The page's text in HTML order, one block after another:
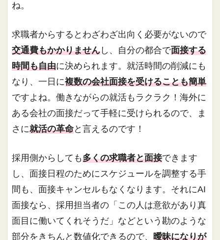
ね。
求職者からするとわざわざ出向く必要がないので
交通費もかかりません し、自分の都合で面接する
時間も自由に決められます。就活時間の削減にも
なり、一日に複数の会社面接を受けることも簡単
ですよね。働きながらの就活もラクラク！海外に
ある会社の面接だって手軽に受けられるので、ま
さに就活の革命と言えるのです！
採用側からしても多くの求職者と面接できます
し、面接日程のためにスケジュールを調整する手
間も、面接キャンセルもなくなります。それにAI
面接なら、採用担当者の「この人は意欲があり真
面目に働いてくれそうだ」などという勘のような
部分をきちんと数値化できるので、曖昧になりが